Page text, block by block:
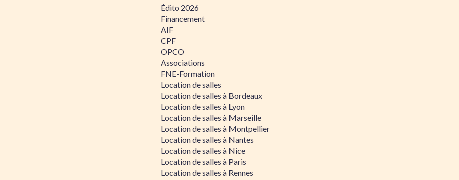
Édito 2026
Financement
AIF
CPF
OPCO
Associations
FNE-Formation
Location de salles
Location de salles à Bordeaux
Location de salles à Lyon
Location de salles à Marseille
Location de salles à Montpellier
Location de salles à Nantes
Location de salles à Nice
Location de salles à Paris
Location de salles à Rennes